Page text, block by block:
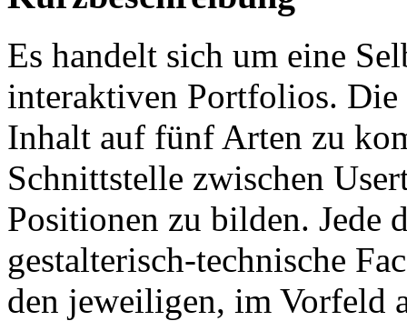
Es handelt sich um eine
interaktiven Portfolios. Die
Inhalt auf fünf Arten zu
Schnittstelle zwischen
Positionen zu bilden. Jede
gestalterisch-technische
den jeweiligen, im Vorfeld